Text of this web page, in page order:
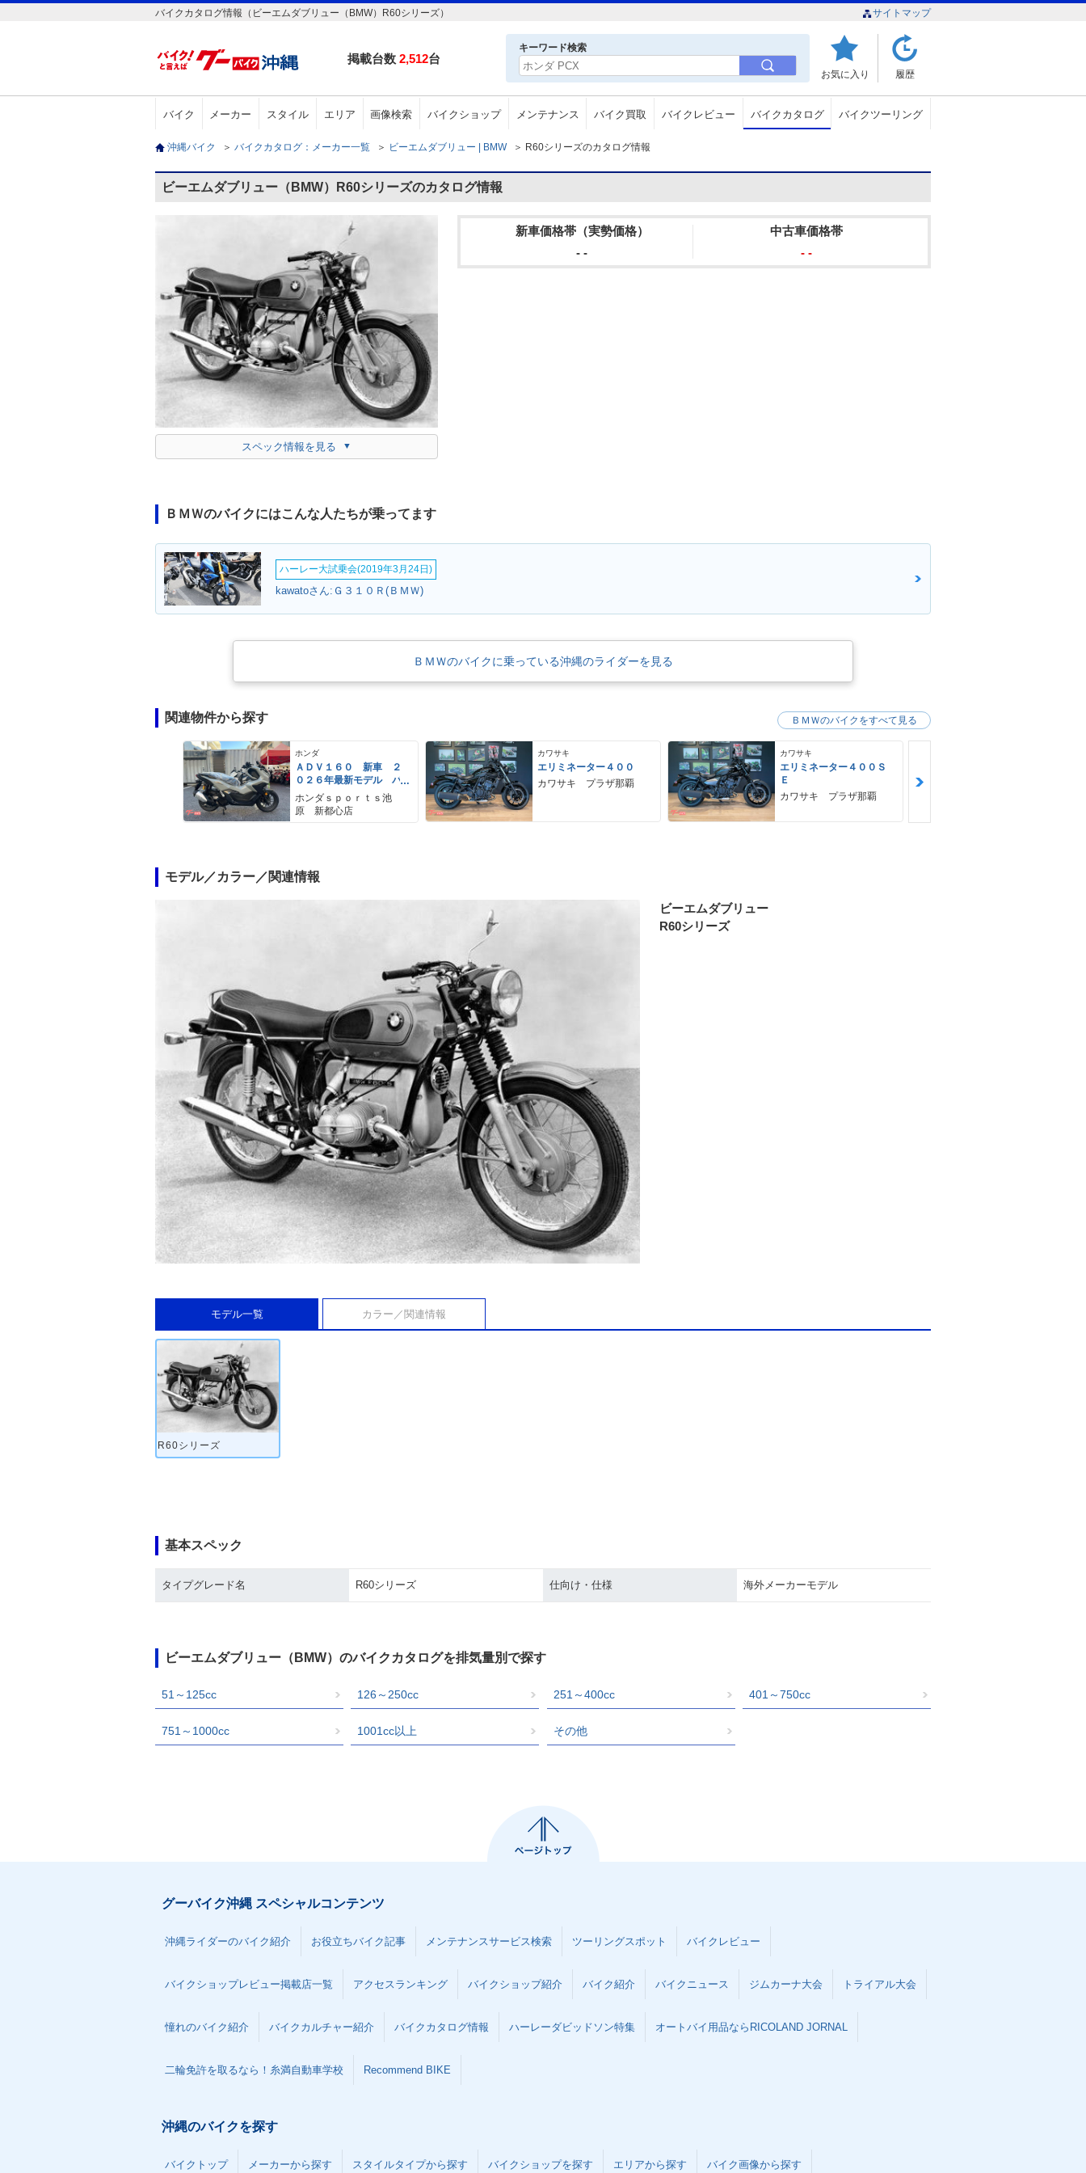
バイクカタログ情報（ビーエムダブリュー（BMW）R60シリーズ） サイトマップ
掲載台数 2,512台
キーワード検索
お気に入り 履歴
バイク メーカー スタイル エリア 画像検索 バイクショップ メンテナンス バイク買取 バイクレビュー バイクカタログ バイクツーリング
沖縄バイク ＞ バイクカタログ：メーカー一覧 ＞ ビーエムダブリュー | BMW ＞ R60シリーズのカタログ情報
ビーエムダブリュー（BMW）R60シリーズのカタログ情報
スペック情報を見る
新車価格帯（実勢価格）
- -
中古車価格帯
- -
ＢＭＷのバイクにはこんな人たちが乗ってます
ハーレー大試乗会(2019年3月24日)
kawatoさん:Ｇ３１０Ｒ(ＢＭＷ)
ＢＭＷのバイクに乗っている沖縄のライダーを見る
関連物件から探す
ホンダ
ＡＤＶ１６０ 新車 ２
０２６年最新モデル パ
ールスモーキーグレー
スマートキー ２９Ｌ
メットイン ＵＳＢ Ｔ
ホンダｓｐｏｒｔｓ池
原 新都心店
カワサキ
エリミネーター４００
カワサキ プラザ那覇
カワサキ
エリミネーター４００Ｓ
Ｅ
カワサキ プラザ那覇
ＢＭＷのバイクをすべて見る
モデル／カラー／関連情報
ビーエムダブリュー
R60シリーズ
モデル一覧 カラー／関連情報
R60シリーズ
基本スペック
タイプグレード名 R60シリーズ 仕向け・仕様 海外メーカーモデル
ビーエムダブリュー（BMW）のバイクカタログを排気量別で探す
51～125cc 126～250cc 251～400cc 401～750cc
751～1000cc 1001cc以上 その他
グーバイク沖縄 スペシャルコンテンツ
沖縄ライダーのバイク紹介 お役立ちバイク記事 メンテナンスサービス検索 ツーリングスポット バイクレビュー
バイクショップレビュー掲載店一覧 アクセスランキング バイクショップ紹介 バイク紹介 バイクニュース ジムカーナ大会 トライアル大会
憧れのバイク紹介 バイクカルチャー紹介 バイクカタログ情報 ハーレーダビッドソン特集 オートバイ用品ならRICOLAND JORNAL
二輪免許を取るなら！糸満自動車学校 Recommend BIKE
沖縄のバイクを探す
バイクトップ メーカーから探す スタイルタイプから探す バイクショップを探す エリアから探す バイク画像から探す